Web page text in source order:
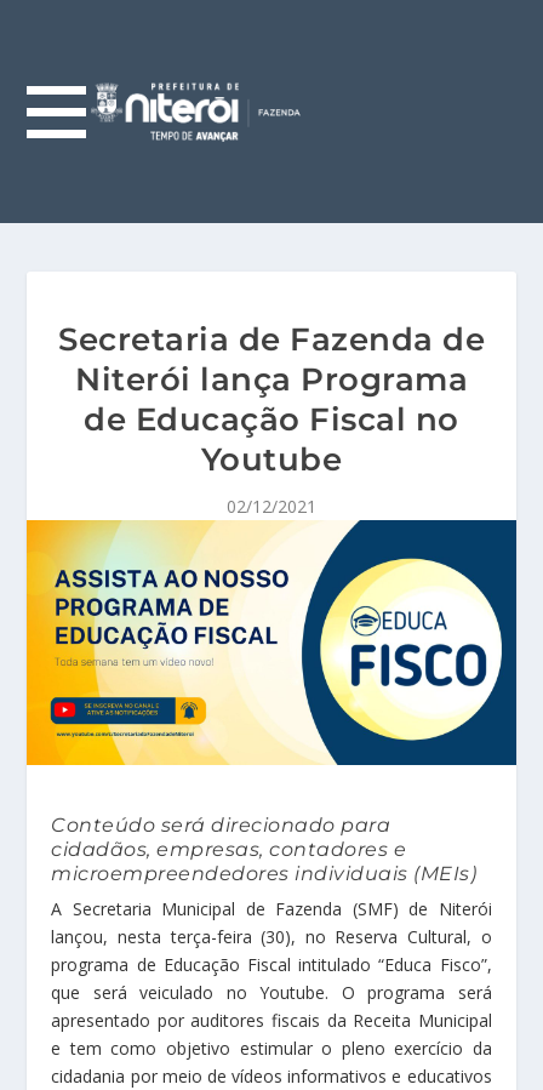
Secretaria de Fazenda de
Niterói lança Programa
de Educação Fiscal no
Youtube
02/12/2021
Conteúdo será direcionado para
cidadãos, empresas, contadores e
microempreendedores individuais (MEIs)
A Secretaria Municipal de Fazenda (SMF) de Niterói
lançou, nesta terça-feira (30), no Reserva Cultural, o
programa de Educação Fiscal intitulado “Educa Fisco”,
que será veiculado no Youtube. O programa será
apresentado por auditores fiscais da Receita Municipal
e tem como objetivo estimular o pleno exercício da
cidadania por meio de vídeos informativos e educativos